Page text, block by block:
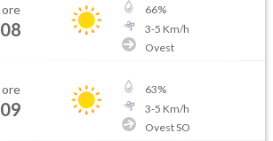
ore
08
66%
3-5 Km/h
Ovest
ore
09
63%
3-5 Km/h
Ovest SO